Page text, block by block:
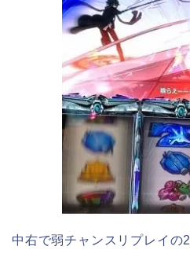
中右で弱チャンスリプレイの